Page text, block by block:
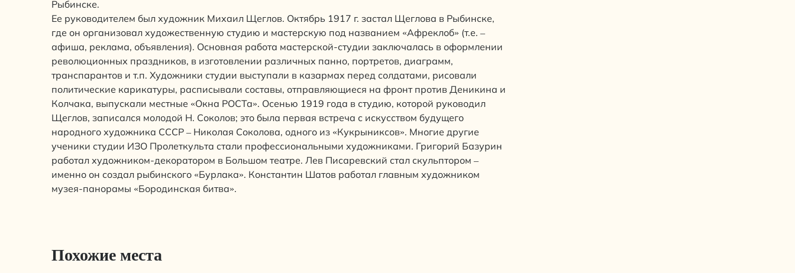
Рыбинске.
Ее руководителем был художник Михаил Щеглов. Октябрь 1917 г. застал Щеглова в Рыбинске,
где он организовал художественную студию и мастерскую под названием «Афреклоб» (т.е. –
афиша, реклама, объявления). Основная работа мастерской-студии заключалась в оформлении
революционных праздников, в изготовлении различных панно, портретов, диаграмм,
транспарантов и т.п. Художники студии выступали в казармах перед солдатами, рисовали
политические карикатуры, расписывали составы, отправляющиеся на фронт против Деникина и
Колчака, выпускали местные «Окна РОСТа». Осенью 1919 года в студию, которой руководил
Щеглов, записался молодой Н. Соколов; это была первая встреча с искусством будущего
народного художника СССР – Николая Соколова, одного из «Кукрыниксов». Многие другие
ученики студии ИЗО Пролеткульта стали профессиональными художниками. Григорий Базурин
работал художником-декоратором в Большом театре. Лев Писаревский стал скульптором –
именно он создал рыбинского «Бурлака». Константин Шатов работал главным художником
музея-панорамы «Бородинская битва».
Похожие места